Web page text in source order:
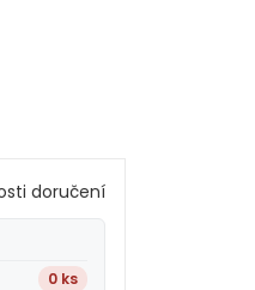
doručení
0 ks